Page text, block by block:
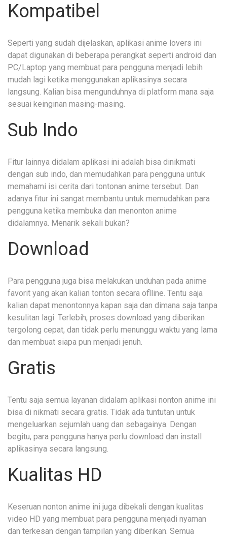
Kompatibel
Seperti yang sudah dijelaskan, aplikasi anime lovers ini
dapat digunakan di beberapa perangkat seperti android dan
PC/Laptop yang membuat para pengguna menjadi lebih
mudah lagi ketika menggunakan aplikasinya secara
langsung. Kalian bisa mengunduhnya di platform mana saja
sesuai keinginan masing-masing.
Sub Indo
Fitur lainnya didalam aplikasi ini adalah bisa dinikmati
dengan sub indo, dan memudahkan para pengguna untuk
memahami isi cerita dari tontonan anime tersebut. Dan
adanya fitur ini sangat membantu untuk memudahkan para
pengguna ketika membuka dan menonton anime
didalamnya. Menarik sekali bukan?
Download
Para pengguna juga bisa melakukan unduhan pada anime
favorit yang akan kalian tonton secara oflline. Tentu saja
kalian dapat menontonnya kapan saja dan dimana saja tanpa
kesulitan lagi. Terlebih, proses download yang diberikan
tergolong cepat, dan tidak perlu menunggu waktu yang lama
dan membuat siapa pun menjadi jenuh.
Gratis
Tentu saja semua layanan didalam aplikasi nonton anime ini
bisa di nikmati secara gratis. Tidak ada tuntutan untuk
mengeluarkan sejumlah uang dan sebagainya. Dengan
begitu, para pengguna hanya perlu download dan install
aplikasinya secara langsung.
Kualitas HD
Keseruan nonton anime ini juga dibekali dengan kualitas
video HD yang membuat para pengguna menjadi nyaman
dan terkesan dengan tampilan yang diberikan. Semua